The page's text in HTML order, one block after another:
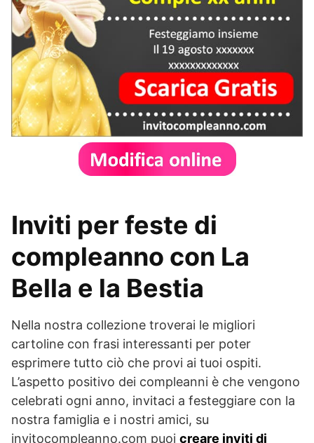
Inviti per feste di
compleanno con La
Bella e la Bestia
Nella nostra collezione troverai le migliori
cartoline con frasi interessanti per poter
esprimere tutto ciò che provi ai tuoi ospiti.
L’aspetto positivo dei compleanni è che vengono
celebrati ogni anno, invitaci a festeggiare con la
nostra famiglia e i nostri amici, su
invitocompleanno.com puoi creare inviti di